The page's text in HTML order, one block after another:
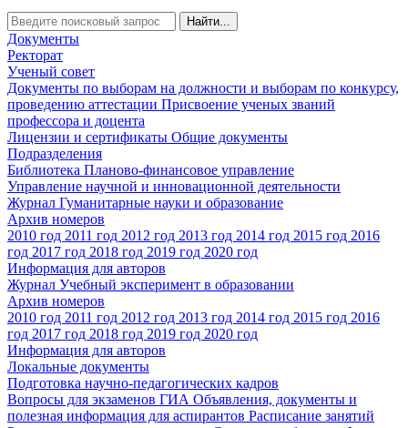
Найти...
Документы
Ректорат
Ученый совет
Документы по выборам на должности и выборам по конкурсу,
проведению аттестации Присвоение ученых званий
профессора и доцента
Лицензии и сертификаты Общие документы
Подразделения
Библиотека Планово-финансовое управление
Управление научной и инновационной деятельности
Журнал Гуманитарные науки и образование
Архив номеров
2010 год 2011 год 2012 год 2013 год 2014 год 2015 год 2016
год 2017 год 2018 год 2019 год 2020 год
Информация для авторов
Журнал Учебный эксперимент в образовании
Архив номеров
2010 год 2011 год 2012 год 2013 год 2014 год 2015 год 2016
год 2017 год 2018 год 2019 год 2020 год
Информация для авторов
Локальные документы
Подготовка научно-педагогических кадров
Вопросы для экзаменов ГИА Объявления, документы и
полезная информация для аспирантов Расписание занятий